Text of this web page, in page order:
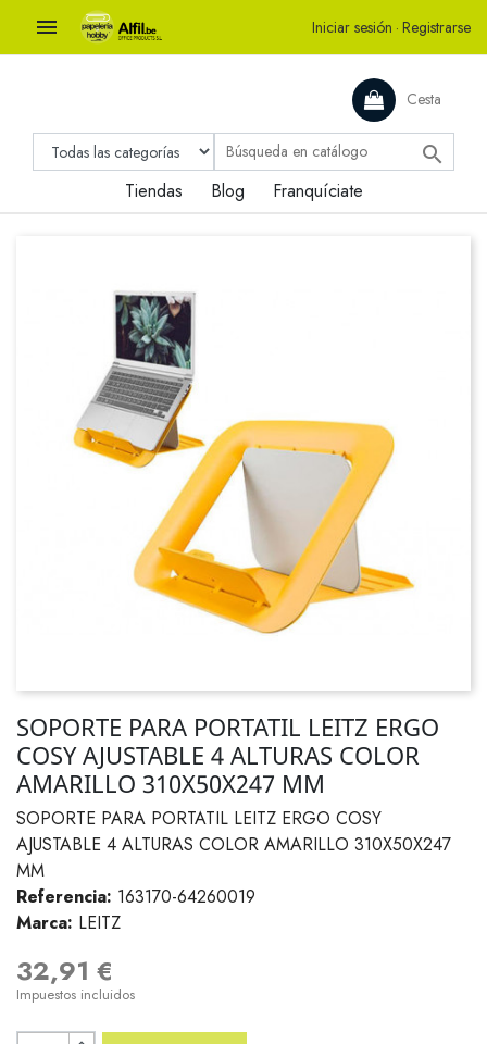
 Iniciar sesión · Registrarse
Cesta

Tiendas Blog Franquíciate
SOPORTE PARA PORTATIL LEITZ ERGO
COSY AJUSTABLE 4 ALTURAS COLOR
AMARILLO 310X50X247 MM
SOPORTE PARA PORTATIL LEITZ ERGO COSY
AJUSTABLE 4 ALTURAS COLOR AMARILLO 310X50X247
MM
Referencia: 163170-64260019
Marca: LEITZ
32,91 €
Impuestos incluidos